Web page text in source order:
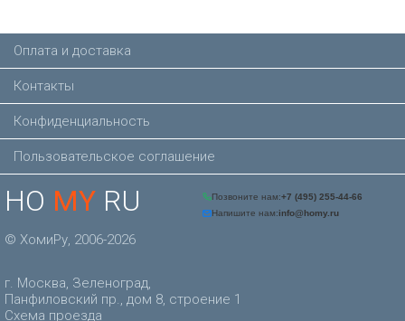
HO MY RU
© ХомиРу, 2006-2026
г. Москва, Зеленоград,
Панфиловский пр., дом 8, строение 1
Схема проезда
Оплата и доставка
Контакты
Конфиденциальность
Пользовательское соглашение